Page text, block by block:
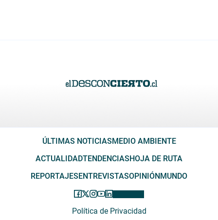
ÚLTIMAS NOTICIASMEDIO AMBIENTE
ACTUALIDADTENDENCIASHOJA DE RUTA
REPORTAJESENTREVISTASOPINIÓNMUNDO
Política de Privacidad